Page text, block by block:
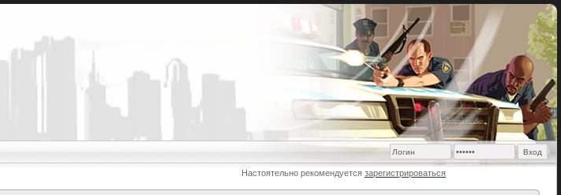
Настоятельно рекомендуется зарегистрироваться